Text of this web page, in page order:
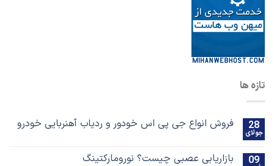
تازه ها
28
جولای
فروش انواع جی پی اس خودور و ردیاب آهنربایی خودرو
09 بازاریابی عصبی چیست؟ نورومارکتینگ